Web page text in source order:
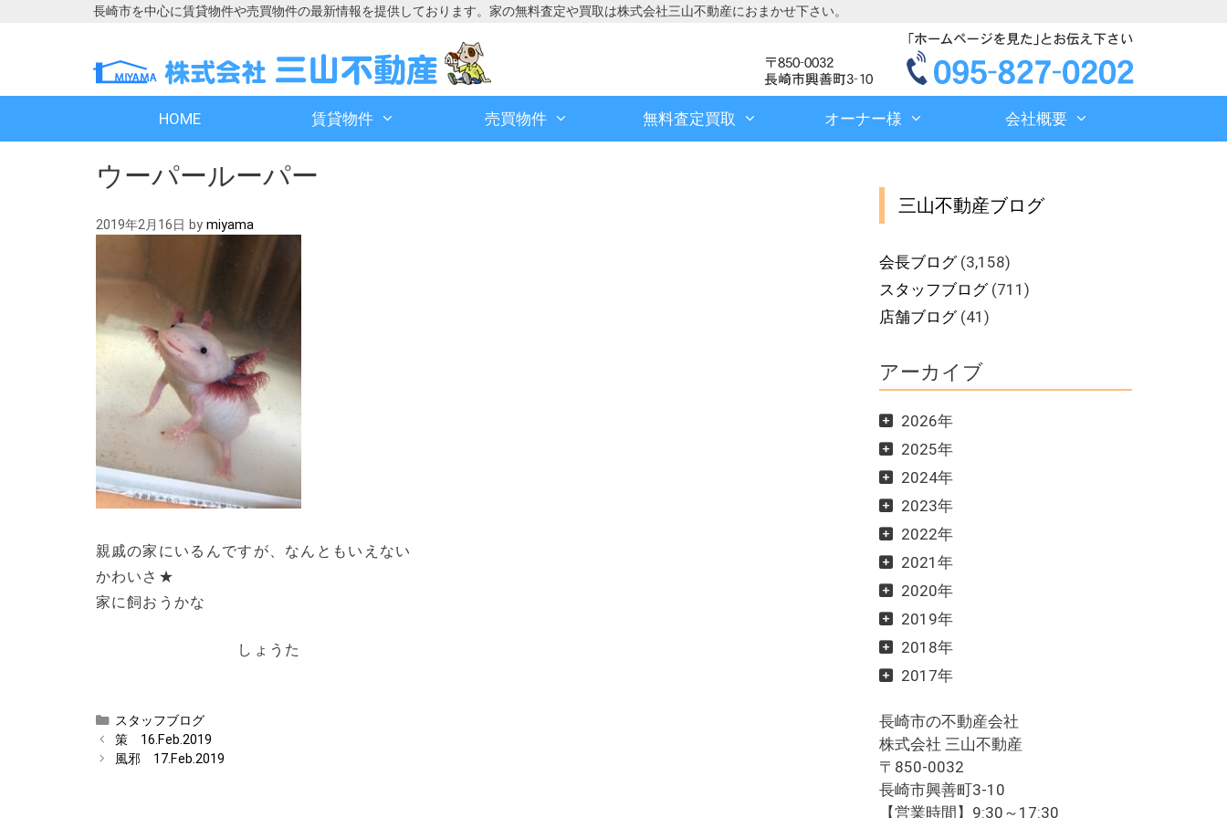
長崎市を中心に賃貸物件や売買物件の最新情報を提供しております。家の無料査定や買取は株式会社三山不動産におまかせ下さい。
ン
へ
ン
へ
HOME 賃貸物件 売買物件 無料査定買取 オーナー様 会社概要
ウーパールーパー
2019年2月16日 by miyama
親戚の家にいるんですが、なんともいえない
かわいさ★
家に飼おうかな
しょうた
カ
テ
ゴ
スタッフブログ
策 16.Feb.2019
風邪 17.Feb.2019
三山不動産ブログ
会長ブログ(3,158)
スタッフブログ(711)
店舗ブログ(41)
アーカイブ
2026年
2025年
2024年
2023年
2022年
2021年
2020年
2019年
2018年
2017年
長崎市の不動産会社
株式会社 三山不動産
〒850-0032
長崎市興善町3-10
【営業時間】9:30～17:30